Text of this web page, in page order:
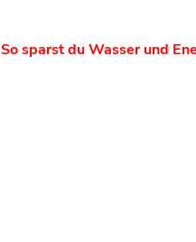
So sparst du Wasser und